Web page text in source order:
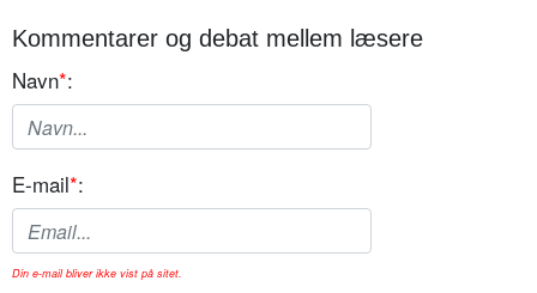
Kommentarer og debat mellem læsere
Navn*:
E-mail*:
Din e-mail bliver ikke vist på sitet.